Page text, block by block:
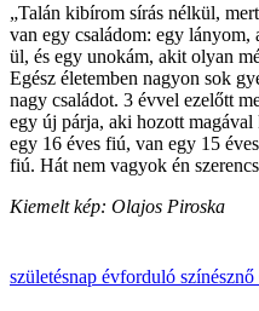
„Talán kibírom sírás nélkül,
van egy családom: egy lányom,
ül, és egy unokám, akit olyan
Egész életemben nagyon sok
nagy családot. 3 évvel ezelőtt
egy új párja, aki hozott
egy 16 éves fiú, van egy 15
fiú. Hát nem vagyok én
Kiemelt kép: Olajos Piroska
születésnap évforduló színésznő